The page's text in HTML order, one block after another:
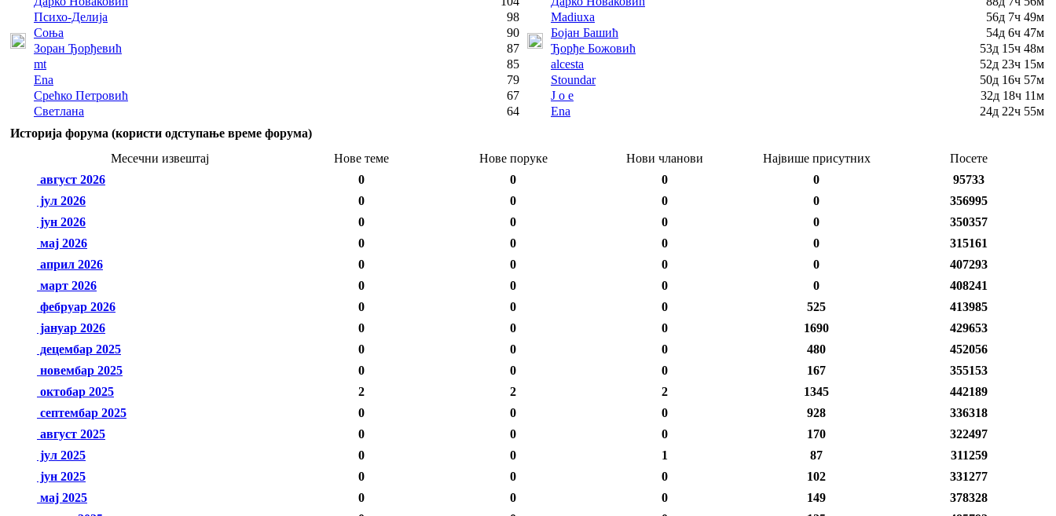
Психо-Делија
98
Соња
90
Зоран Ђорђевић
87
mt
85
Ena
79
Срећко Петровић
67
Светлана
64
Madiuxa
56д 7ч 49м
Бојан Башић
54д 6ч 47м
Ђорђе Божовић
53д 15ч 48м
alcesta
52д 23ч 15м
Stoundar
50д 16ч 57м
J o e
32д 18ч 11м
Ena
24д 22ч 55м
Историја форума (користи одступање време форума)
Месечни извештај
Нове теме Нове поруке Нови чланови Највише присутних
Посете
август 2026
0 0 0 0
95733
јул 2026
0 0 0 0
356995
јун 2026
0 0 0 0
350357
мај 2026
0 0 0 0
315161
април 2026
0 0 0 0
407293
март 2026
0 0 0 0
408241
фебруар 2026
0 0 0 525
413985
јануар 2026
0 0 0 1690
429653
децембар 2025
0 0 0 480
452056
новембар 2025
0 0 0 167
355153
октобар 2025
2 2 2 1345
442189
септембар 2025
0 0 0 928
336318
август 2025
0 0 0 170
322497
јул 2025
0 0 1 87
311259
јун 2025
0 0 0 102
331277
мај 2025
0 0 0 149
378328